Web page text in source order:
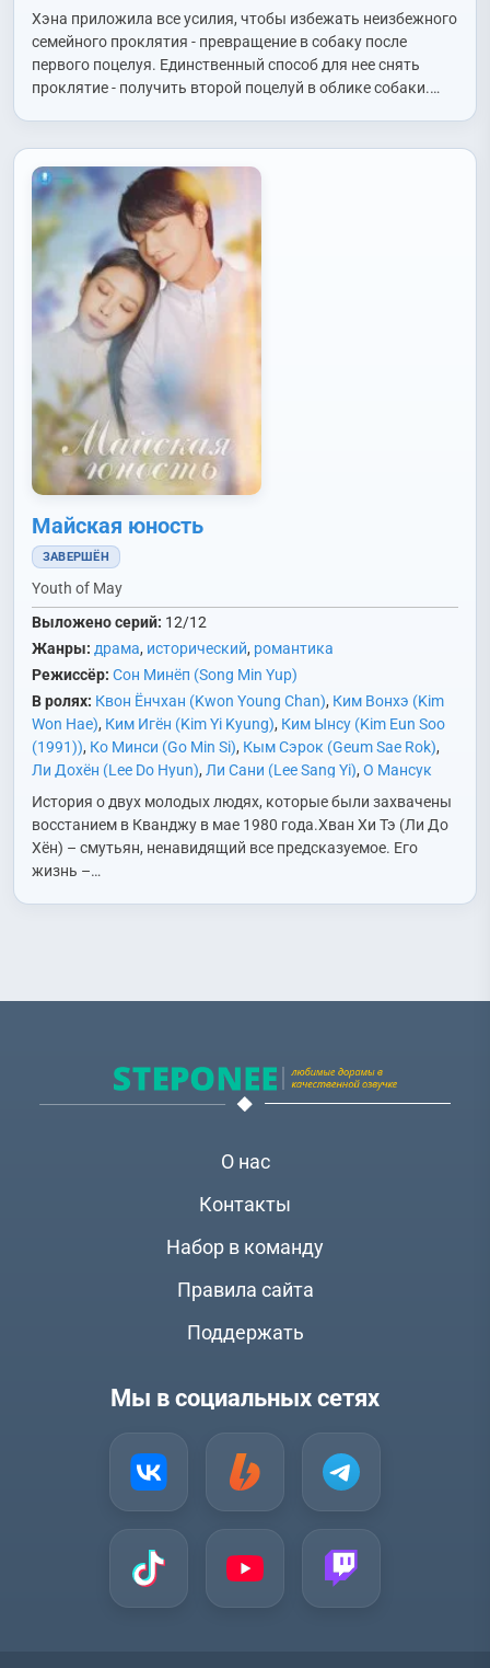
Kyu Young)
Пак Хэин (Park Hae In) Рю Абель (Ryu Abel)
Сим Ванджун (Shim Wan Joon)
Син Джунхан (Shin Jun
Сон Ёна (Song Young Ah) , Чо Аён (Jo Ah Young)
Джинсе (Cho Jin Se)
Чон Ёнджу (Jung Yeon Joo)
Чха Ыну
(Cha Eun Woo)
Ю Сынмок (Yoo Seung Mok)
Hyun Soo)
Хэна приложила все усилия, чтобы избежать неизбежного
семейного проклятия - превращение в собаку после
первого поцелуя. Единственный способ для нее снять
проклятие - получить второй поцелуй в облике собаки.…
Майская юность
ЗАВЕРШЁН
Youth of May
Выложено серий: 12/12
Жанры: драма, исторический, романтика
Режиссёр: Сон Минёп (Song Min Yup)
В ролях: Квон Ёнчхан (Kwon Young Chan), Ким Вонхэ (Kim
Won Hae), Ким Игён (Kim Yi Kyung), Ким Ынсу (Kim Eun Soo
(1991)), Ко Минси (Go Min Si), Кым Сэрок (Geum Sae Rok),
Ли Дохён (Lee Do Hyun), Ли Сани (Lee Sang Yi), О Мансук
(Oh Man Suk)
Пак Сехён (Park Se
Hyun)
Сим Иён (Shim Yi Young) ,Хван Ёнхи (Hwang Young
Hee)
История о двух молодых людях, которые были захвачены
восстанием в Кванджу в мае 1980 года.Хван Хи Тэ (Ли До
Хён) – смутьян, ненавидящий все предсказуемое. Его
жизнь –…
О нас
Контакты
Набор в команду
Правила сайта
Поддержать
Мы в социальных сетях